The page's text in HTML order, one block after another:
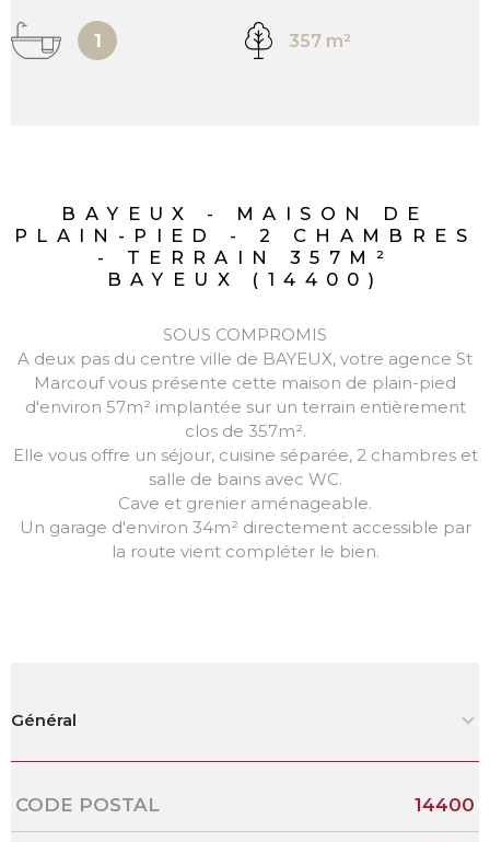
1 357 m²
BAYEUX - MAISON DE
PLAIN-PIED - 2 CHAMBRES
- TERRAIN 357M²
BAYEUX (14400)
SOUS COMPROMIS
A deux pas du centre ville de BAYEUX, votre agence St
Marcouf vous présente cette maison de plain-pied
d'environ 57m² implantée sur un terrain entièrement
clos de 357m².
Elle vous offre un séjour, cuisine séparée, 2 chambres et
salle de bains avec WC.
Cave et grenier aménageable.
Un garage d'environ 34m² directement accessible par
la route vient compléter le bien.
Général
Caractérisque Valeurs
CODE POSTAL 14400